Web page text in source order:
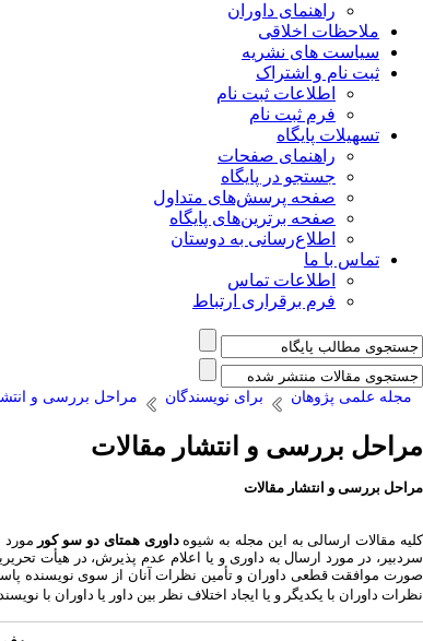
راهنمای داوران
ملاحظات اخلاقی
سیاست های نشریه
ثبت نام و اشتراک
اطلاعات ثبت نام
فرم ثبت نام
تسهیلات پایگاه
راهنمای صفحات
جستجو در پایگاه
صفحه پرسش‌های متداول
صفحه برترین‌های پایگاه
اطلاع‌رسانی به دوستان
تماس با ما
اطلاعات تماس
فرم برقراری ارتباط
مجله علمی پژوهان برای نویسندگان مراحل بررسی و
مراحل بررسی و انتشار مقالات
مراحل بررسی و انتشار مقالات
کلیه مقالات ارسالی به این مجله به شیوهداوری همتای دو سو کور مورد
صورت موافقت قطعی داوران و تأمین نظرات آنان از سوی نویسنده
نظرات داوران با یکدیگر و یا ایجاد اختلاف نظر بین داور یا داوران با